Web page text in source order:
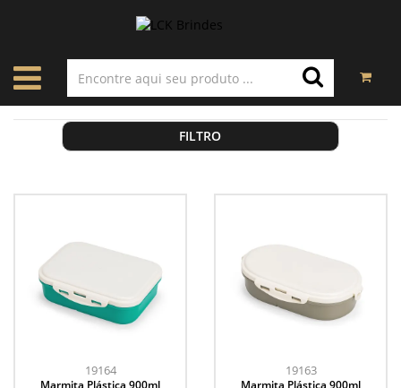
FILTRO
19164
Marmita Plástica 900ml
19163
Marmita Plástica 900ml